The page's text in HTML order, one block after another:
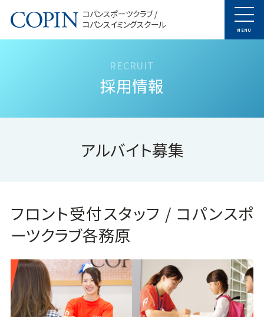
コパンスポーツクラブ /
コパンスイミングスクール
MENU
採用情報
アルバイト募集
フロント受付スタッフ / コパンスポ
ーツクラブ各務原